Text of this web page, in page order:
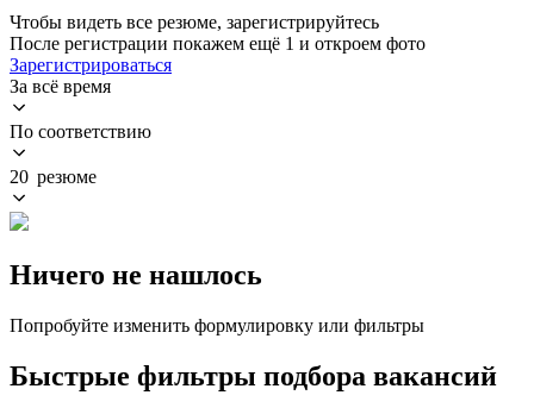
Чтобы видеть все резюме, зарегистрируйтесь
После регистрации покажем ещё 1 и откроем фото
Зарегистрироваться
За всё время
По соответствию
20 резюме
Ничего не нашлось
Попробуйте изменить формулировку или фильтры
Быстрые фильтры подбора вакансий